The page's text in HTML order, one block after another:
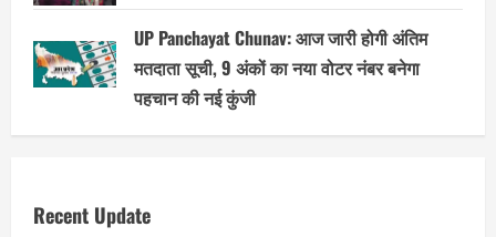
UP Panchayat Chunav: आज जारी होगी अंतिम
मतदाता सूची, 9 अंकों का नया वोटर नंबर बनेगा
पहचान की नई कुंजी
Recent Update